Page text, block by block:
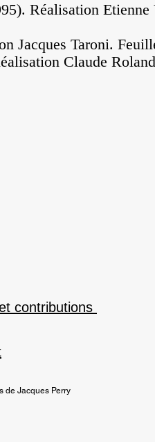
Réalisation
Jacques Taroni.
Claude
contributions
de Jacques Perry